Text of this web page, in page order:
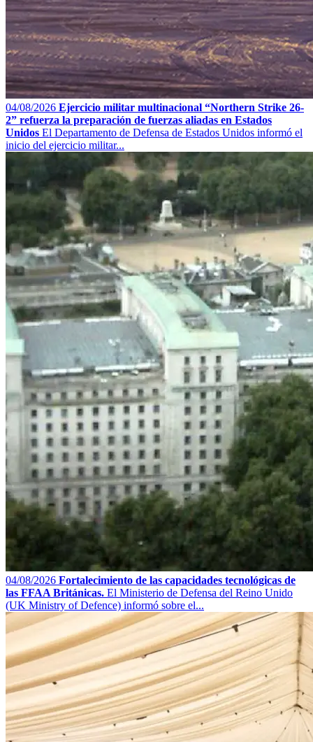
04/08/2026 Ejercicio militar multinacional “Northern Strike 26-
2” refuerza la preparación de fuerzas aliadas en Estados
Unidos El Departamento de Defensa de Estados Unidos informó el
inicio del ejercicio militar...
04/08/2026 Fortalecimiento de las capacidades tecnológicas de
las FFAA Británicas. El Ministerio de Defensa del Reino Unido
(UK Ministry of Defence) informó sobre el...